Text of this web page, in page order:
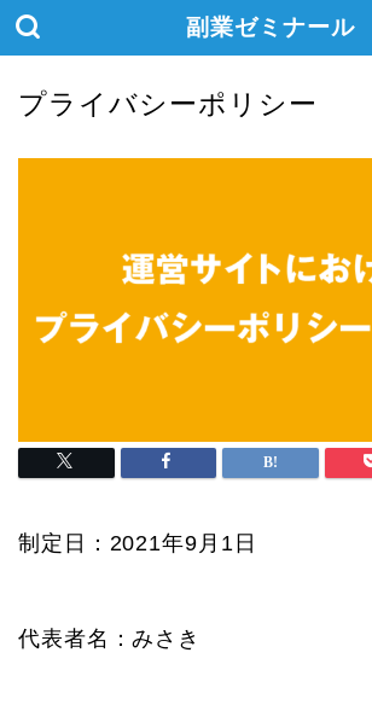
副業ゼミナール
プライバシーポリシー
制定日：2021年9月1日
代表者名：みさき